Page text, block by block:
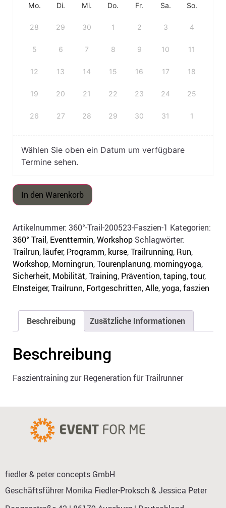
Mo. Di. Mi. Do. Fr. Sa. So.
28 29 30 1 2 3 4
5 6 7 8 9 10 11
12 13 14 15 16 17 18
19 20 21 22 23 24 25
26 27 28 29 30 31 1
Wählen Sie oben ein Datum um verfügbare
Termine sehen.
In den Warenkorb
Artikelnummer: 360°-Trail-200523-Faszien-1 Kategorien:
360° Trail, Eventtermin,Workshop Schlagwörter:
Trailrun, läufer, Programm, kurse,Trailrunning, Run,
Workshop, Morningrun,Tourenplanung, morningyoga,
Sicherheit, Mobilität,Training, Prävention,taping,tour,
EInsteiger,Trailrunn, Fortgeschritten,Alle,yoga,faszien
Beschreibung Zusätzliche Informationen
Beschreibung
Faszientraining zur Regeneration für Trailrunner
fiedler & peter concepts GmbH
Geschäftsführer Monika Fiedler-Proksch & Jessica Peter